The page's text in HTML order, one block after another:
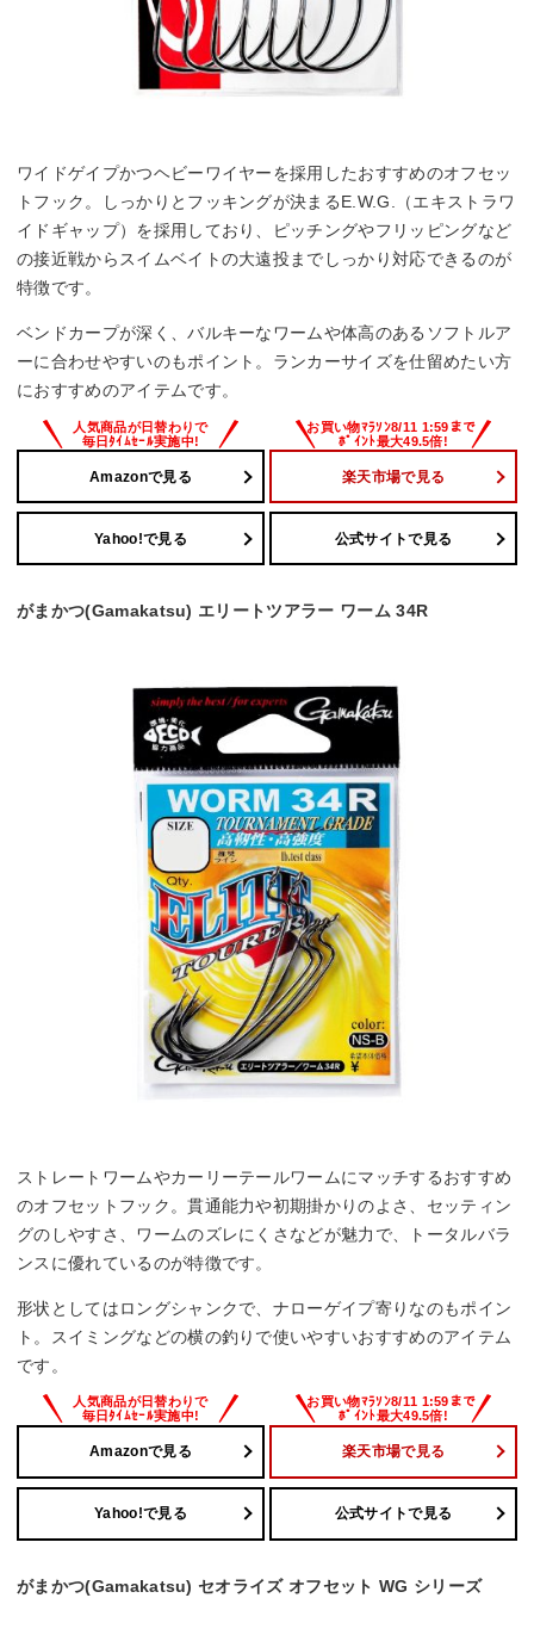
ワイドゲイプかつヘビーワイヤーを採用したおすすめのオフセッ
トフック。しっかりとフッキングが決まるE.W.G.（エキストラワ
イドギャップ）を採用しており、ピッチングやフリッピングなど
の接近戦からスイムベイトの大遠投までしっかり対応できるのが
特徴です。
ベンドカープが深く、バルキーなワームや体高のあるソフトルア
ーに合わせやすいのもポイント。ランカーサイズを仕留めたい方
におすすめのアイテムです。
Amazonで見る 楽天市場で見る
Yahoo!で見る 公式サイトで見る
がまかつ(Gamakatsu) エリートツアラー ワーム 34R
ストレートワームやカーリーテールワームにマッチするおすすめ
のオフセットフック。貫通能力や初期掛かりのよさ、セッティン
グのしやすさ、ワームのズレにくさなどが魅力で、トータルバラ
ンスに優れているのが特徴です。
形状としてはロングシャンクで、ナローゲイプ寄りなのもポイン
ト。スイミングなどの横の釣りで使いやすいおすすめのアイテム
です。
Amazonで見る 楽天市場で見る
Yahoo!で見る 公式サイトで見る
がまかつ(Gamakatsu) セオライズ オフセット WG シリーズ